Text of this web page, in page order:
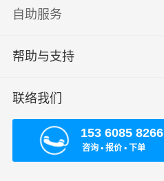
自助服务
帮助与支持
联络我们
153 6085 8266
咨询 ▪ 报价 ▪ 下单